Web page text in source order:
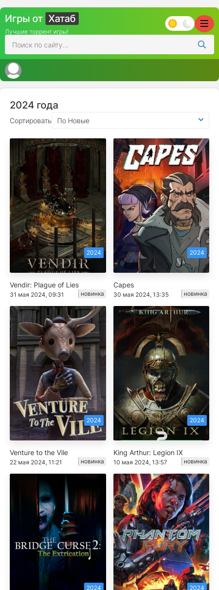
Игры от Хатаб
Лучшие торрент игры!
2024 года
Сортировать По Новые
2024
Vendir: Plague of Lies
31 мая 2024, 09:31 новинка
2024
Capes
30 мая 2024, 13:35 новинка
2024
Venture to the Vile
22 мая 2024, 11:21 новинка
2024
King Arthur: Legion IX
10 мая 2024, 13:57 новинка
2024 2024